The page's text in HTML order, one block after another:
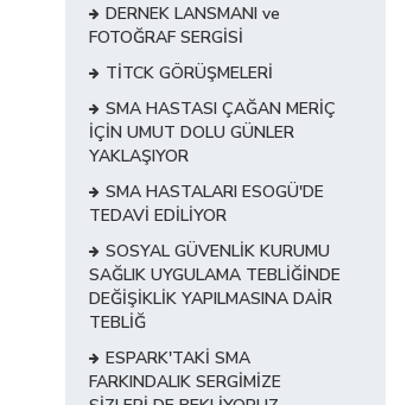
DERNEK LANSMANI ve
FOTOĞRAF SERGİSİ
TİTCK GÖRÜŞMELERİ
SMA HASTASI ÇAĞAN MERİÇ
İÇİN UMUT DOLU GÜNLER
YAKLAŞIYOR
SMA HASTALARI ESOGÜ'DE
TEDAVİ EDİLİYOR
SOSYAL GÜVENLİK KURUMU
SAĞLIK UYGULAMA TEBLİĞİNDE
DEĞİŞİKLİK YAPILMASINA DAİR
TEBLİĞ
ESPARK'TAKİ SMA
FARKINDALIK SERGİMİZE